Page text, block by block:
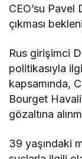
CEO’su Pavel
çıkması
Rus girişimci
politikasıyla
kapsamında,
Bourget
gözaltına
39 yaşındaki